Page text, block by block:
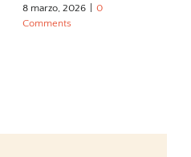
8 marzo, 2026
0
Comments